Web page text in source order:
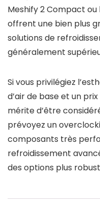
Meshify 2 Compact
offrent une bien plus
solutions de
généralement
Si vous privilégiez
d’air de base et un
mérite d’être
prévoyez un
composants très
refroidissement
des options plus